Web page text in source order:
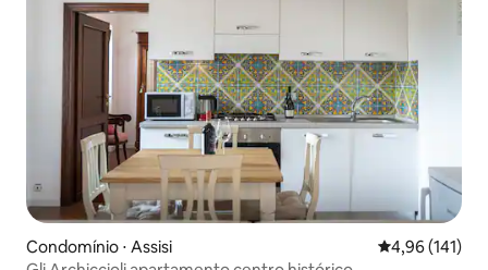
Condomínio ⋅ Assisi 4,96 de uma
4,96 (141)